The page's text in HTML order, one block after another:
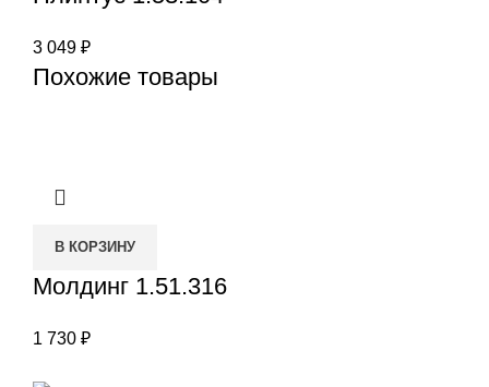
3 049 ₽
Похожие товары
В КОРЗИНУ
Молдинг 1.51.316
1 730 ₽